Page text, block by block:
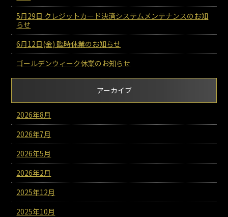
5月29日 クレジットカード決済システムメンテナンスのお知
らせ
6月12日(金) 臨時休業のお知らせ
ゴールデンウィーク休業のお知らせ
アーカイブ
2026年8月
2026年7月
2026年5月
2026年2月
2025年12月
2025年10月